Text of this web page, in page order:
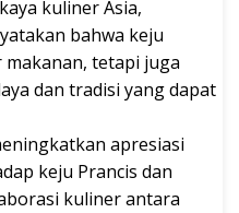
kuliner Asia,
bahwa keju
makanan, tetapi juga
dan tradisi yang dapat
apresiasi
keju Prancis dan
kuliner antara